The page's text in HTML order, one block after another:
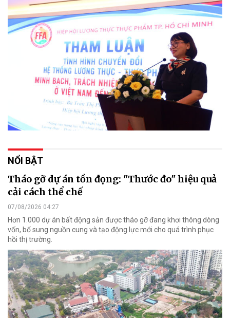
NỔI BẬT
Tháo gỡ dự án tồn đọng: "Thước đo" hiệu quả
cải cách thể chế
07/08/2026 04:27
Hơn 1.000 dự án bất động sản được tháo gỡ đang khơi thông dòng
vốn, bổ sung nguồn cung và tạo động lực mới cho quá trình phục
hồi thị trường.